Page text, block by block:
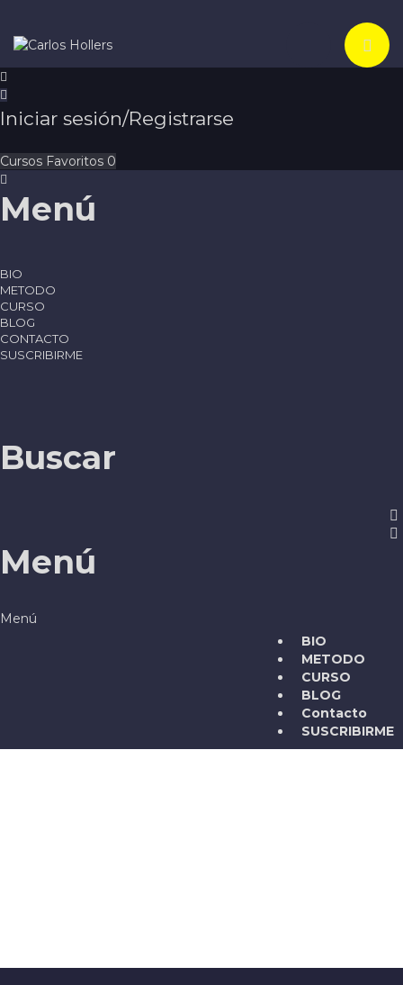
Toggle
Iniciar sesión/Registrarse
Cursos Favoritos 0
Menú
BIO
METODO
CURSO
BLOG
CONTACTO
SUSCRIBIRME
Buscar
Menú
BIO
METODO
CURSO
BLOG
Contacto
SUSCRIBIRME